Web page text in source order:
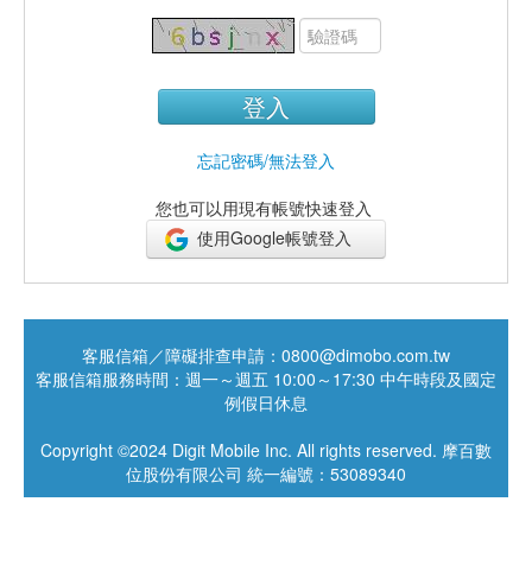
登入
忘記密碼/無法登入
您也可以用現有帳號快速登入
使用Google帳號登入
客服信箱／障礙排查申請：0800@dimobo.com.tw
客服信箱服務時間：週一～週五 10:00～17:30 中午時段及國定
例假日休息
Copyright ©2024 Digit Mobile Inc. All rights reserved. 摩百數
位股份有限公司 統一編號：53089340